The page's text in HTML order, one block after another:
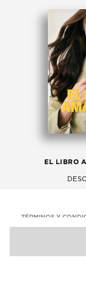
EL LIBRO
TÉRMINOS Y